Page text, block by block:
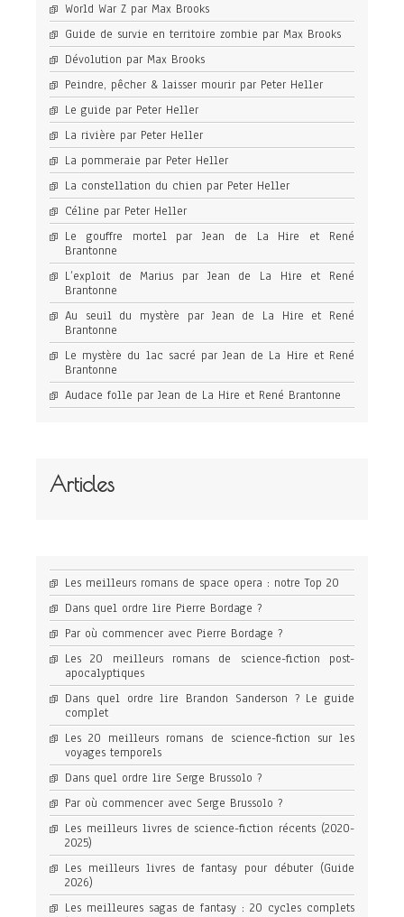
World War Z par Max Brooks
Guide de survie en territoire zombie par Max Brooks
Dévolution par Max Brooks
Peindre, pêcher & laisser mourir par Peter Heller
Le guide par Peter Heller
La rivière par Peter Heller
La pommeraie par Peter Heller
La constellation du chien par Peter Heller
Céline par Peter Heller
Le gouffre mortel par Jean de La Hire et René
Brantonne
L’exploit de Marius par Jean de La Hire et René
Brantonne
Au seuil du mystère par Jean de La Hire et René
Brantonne
Le mystère du lac sacré par Jean de La Hire et René
Brantonne
Audace folle par Jean de La Hire et René Brantonne
Articles
Les meilleurs romans de space opera : notre Top 20
Dans quel ordre lire Pierre Bordage ?
Par où commencer avec Pierre Bordage ?
Les 20 meilleurs romans de science-fiction post-
apocalyptiques
Dans quel ordre lire Brandon Sanderson ? Le guide
complet
Les 20 meilleurs romans de science-fiction sur les
voyages temporels
Dans quel ordre lire Serge Brussolo ?
Par où commencer avec Serge Brussolo ?
Les meilleurs livres de science-fiction récents (2020-
2025)
Les meilleurs livres de fantasy pour débuter (Guide
2026)
Les meilleures sagas de fantasy : 20 cycles complets